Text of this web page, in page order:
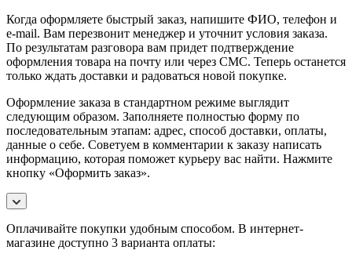
Когда оформляете быстрый заказ, напишите ФИО, телефон и
e-mail. Вам перезвонит менеджер и уточнит условия заказа.
По результатам разговора вам придет подтверждение
оформления товара на почту или через СМС. Теперь останется
только ждать доставки и радоваться новой покупке.
Оформление заказа в стандартном режиме выглядит
следующим образом. Заполняете полностью форму по
последовательным этапам: адрес, способ доставки, оплаты,
данные о себе. Советуем в комментарии к заказу написать
информацию, которая поможет курьеру вас найти. Нажмите
кнопку «Оформить заказ».
Оплачивайте покупки удобным способом. В интернет-
магазине доступно 3 варианта оплаты: